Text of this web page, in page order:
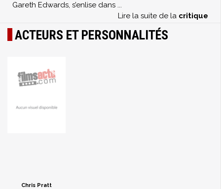
Gareth Edwards, s’enlise dans ...
Lire la suite de la critique
ACTEURS ET PERSONNALITÉS
Chris Pratt